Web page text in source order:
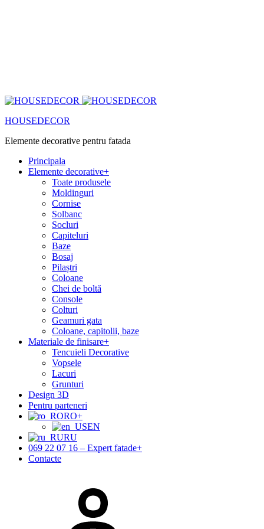
HOUSEDECOR
Elemente decorative pentru fatada
Principala
Elemente decorative+
Toate produsele
Moldinguri
Cornise
Solbanc
Socluri
Capiteluri
Baze
Bosaj
Pilaștri
Coloane
Chei de boltă
Console
Colturi
Geamuri gata
Coloane, capitolii, baze
Materiale de finisare+
Tencuieli Decorative
Vopsele
Lacuri
Grunturi
Design 3D
Pentru parteneri
RO+
EN
RU
069 22 07 16 – Expert fatade+
Contacte